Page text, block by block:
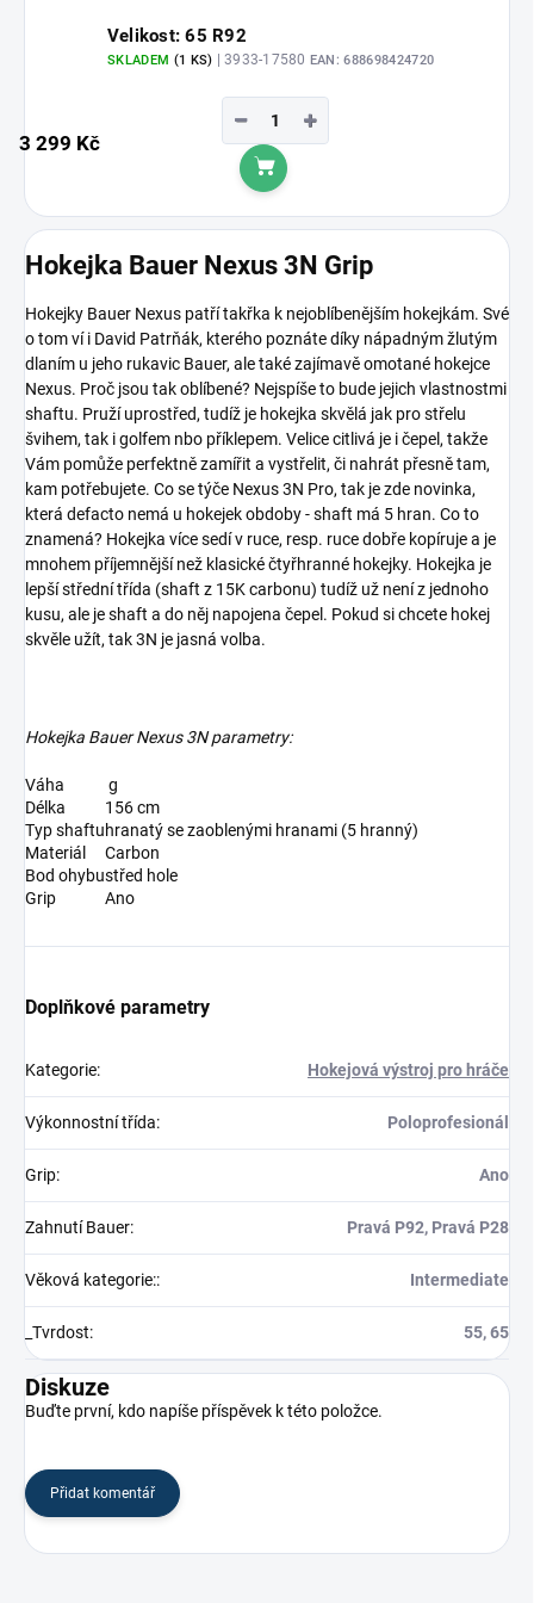
Velikost: 65 R92
SKLADEM (1 KS) | 3933-17580 EAN: 688698424720
3 299 Kč
+
−
Do košíku
Hokejka Bauer Nexus 3N Grip
Hokejky Bauer Nexus patří takřka k nejoblíbenějším hokejkám. Své
o tom ví i David Patrňák, kterého poznáte díky nápadným žlutým
dlaním u jeho rukavic Bauer, ale také zajímavě omotané hokejce
Nexus. Proč jsou tak oblíbené? Nejspíše to bude jejich vlastnostmi
shaftu. Pruží uprostřed, tudíž je hokejka skvělá jak pro střelu
švihem, tak i golfem nbo příklepem. Velice citlivá je i čepel, takže
Vám pomůže perfektně zamířit a vystřelit, či nahrát přesně tam,
kam potřebujete. Co se týče Nexus 3N Pro, tak je zde novinka,
která defacto nemá u hokejek obdoby - shaft má 5 hran. Co to
znamená? Hokejka více sedí v ruce, resp. ruce dobře kopíruje a je
mnohem příjemnější než klasické čtyřhranné hokejky. Hokejka je
lepší střední třída (shaft z 15K carbonu) tudíž už není z jednoho
kusu, ale je shaft a do něj napojena čepel. Pokud si chcete hokej
skvěle užít, tak 3N je jasná volba.
Hokejka Bauer Nexus 3N parametry:
Váha
g
Délka
156 cm
Typ shaftuhranatý se zaoblenými hranami (5 hranný)
Materiál
Carbon
Bod ohybustřed hole
Grip
Ano
Doplňkové parametry
Kategorie: Hokejová výstroj pro hráče
Výkonnostní třída: Poloprofesionál
Grip: Ano
Zahnutí Bauer: Pravá P92, Pravá P28
Věková kategorie:: Intermediate
_Tvrdost: 55, 65
Diskuze
Buďte první, kdo napíše příspěvek k této položce.
Přidat komentář